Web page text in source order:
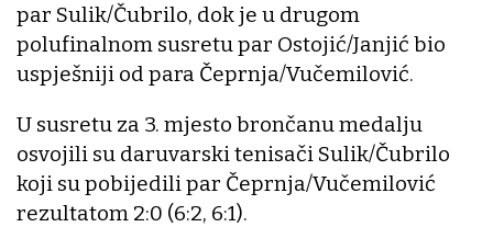
par Sulik/Čubrilo, dok je u drugom
polufinalnom susretu par Ostojić/Janjić bio
uspješniji od para Čeprnja/Vučemilović.
U susretu za 3. mjesto brončanu medalju
osvojili su daruvarski tenisači Sulik/Čubrilo
koji su pobijedili par Čeprnja/Vučemilović
rezultatom 2:0 (6:2, 6:1).